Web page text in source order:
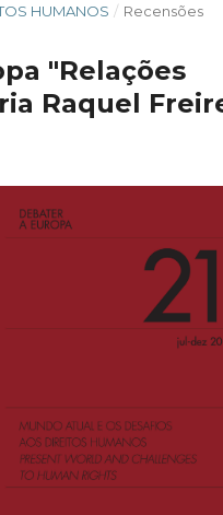
HUMANOS / Recensões
"Relações
Raquel